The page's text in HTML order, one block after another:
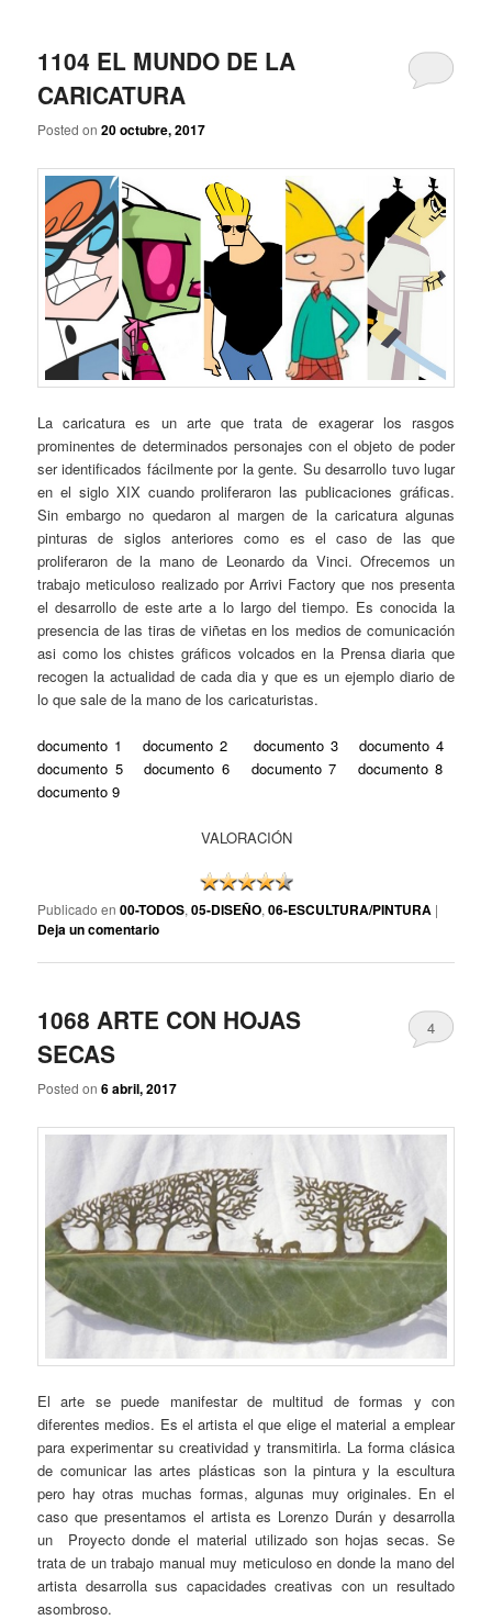
1104 EL MUNDO DE LA
CARICATURA
Posted on20 octubre, 2017
La caricatura es un arte que trata de exagerar los rasgos
prominentes de determinados personajes con el objeto de poder
ser identificados fácilmente por la gente. Su desarrollo tuvo lugar
en el siglo XIX cuando proliferaron las publicaciones gráficas.
Sin embargo no quedaron al margen de la caricatura algunas
pinturas de siglos anteriores como es el caso de las que
proliferaron de la mano de Leonardo da Vinci. Ofrecemos un
trabajo meticuloso realizado por Arrivi Factory que nos presenta
el desarrollo de este arte a lo largo del tiempo. Es conocida la
presencia de las tiras de viñetas en los medios de comunicación
asi como los chistes gráficos volcados en la Prensa diaria que
recogen la actualidad de cada dia y que es un ejemplo diario de
lo que sale de la mano de los caricaturistas.
documento 1 documento 2 documento 3
documento 4
documento 5
documento 6 documento 7
documento 8
documento 9
VALORACIÓN
Publicado en 00-TODOS,05-DISEÑO,06-ESCULTURA/PINTURA |
Deja un comentario
1068 ARTE CON HOJAS
SECAS
Posted on6 abril, 2017
4
El arte se puede manifestar de multitud de formas y con
diferentes medios. Es el artista el que elige el material a emplear
para experimentar su creatividad y transmitirla. La forma clásica
de comunicar las artes plásticas son la pintura y la escultura
pero hay otras muchas formas, algunas muy originales. En el
caso que presentamos el artista es Lorenzo Durán y desarrolla
un Proyecto donde el material utilizado son hojas secas. Se
trata de un trabajo manual muy meticuloso en donde la mano del
artista desarrolla sus capacidades creativas con un resultado
asombroso.